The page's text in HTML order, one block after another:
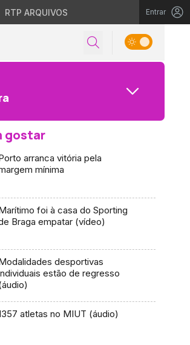
RTP ARQUIVOS Entrar
gostar
arranca vitória pela
mínima
foi à casa do Sporting
Braga empatar (vídeo)
desportivas
estão de regresso
atletas no MIUT (áudio)